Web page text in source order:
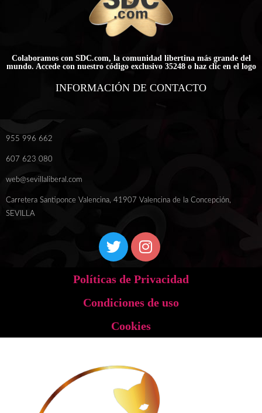
Colaboramos con SDC.com, la comunidad libertina más grande del
mundo. Accede con nuestro código exclusivo 35248 o haz clic en el logo
INFORMACIÓN DE CONTACTO
955 996 662
607 623 080
web@sevillaliberal.com
Carretera Santiponce Valencina, 41907 Valencina de la Concepción,
SEVILLA
Políticas de Privacidad
Condiciones de uso
Cookies